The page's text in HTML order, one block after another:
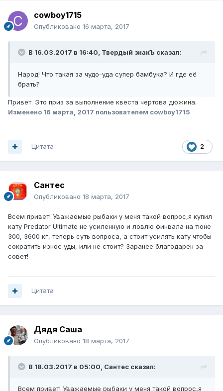
cowboy1715
Опубликовано 16 марта, 2017
В 16.03.2017 в 16:40, Твердый знакЪ сказал:
Народ! Что такая за чудо-уда супер бамбука? И где её
брать?
Привет. Это приз за выполнение квеста чертова дюжина.
Изменено 16 марта, 2017 пользователем cowboy1715
2
Цитата
Сантес
Опубликовано 18 марта, 2017
Всем привет! Уважаемые рыбаки у меня такой вопрос,я купил
кату Predator Ultimate не усиленную и ловлю финвала на тюне
300, 3600 кг, теперь суть вопроса, а стоит усилять кату чтобы
сократить износ уды, или не стоит? Заранее благодарен за
совет!
Цитата
Дядя Саша
Опубликовано 18 марта, 2017
В 18.03.2017 в 05:00, Сантес сказал:
Всем привет! Уважаемые рыбаки у меня такой вопрос,я